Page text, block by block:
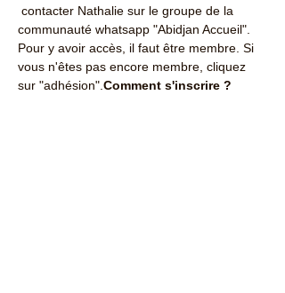
communauté whatsapp "Abidjan Accueil".
Pour y avoir accès, il faut être membre. Si
vous n'êtes pas encore membre, cliquez
sur "adhésion". Comment s'inscrire ?